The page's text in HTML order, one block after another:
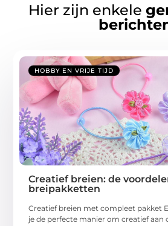
Hier zijn enkele
HOBBY EN VRIJE TIJD
Creatief breien: de
breipakketten
Creatief breien met compleet pakket
je de perfecte manier om creatief aan